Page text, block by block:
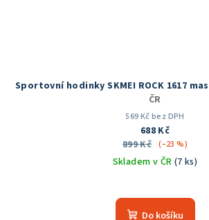
Sportovní hodinky SKMEI ROCK 1617
ČR
569 Kč bez DPH
688 Kč
899 Kč (–23 %)
Skladem v ČR (7 ks)
hodnocení
produktu
Do košíku